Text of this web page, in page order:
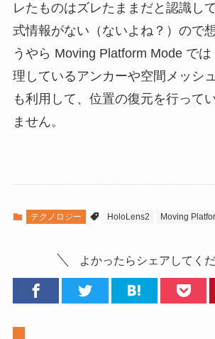
レたものはズレたままだと認識し
式情報がない（ないよね？）ので
うやら Moving Platform Mode で
理しているアンカーや空間メッシ
も利用して、位置の復元を行って
ません。
テクノロジー HoloLens2 Moving
よかったらシェアしてく